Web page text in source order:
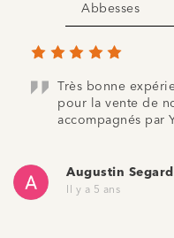
Abbesses
Très bonne
pour la vente de
accompagnés par
Augustin Segard
Il y a 5 ans